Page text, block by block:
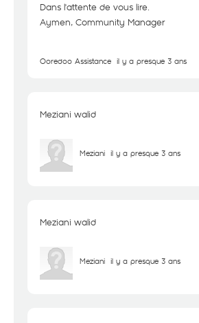
Dans l'attente de vous lire.
Aymen, Community Manager
Ooredoo Assistance il y a presque 3 ans
Meziani walid
Meziani il y a presque 3 ans
Meziani walid
Meziani il y a presque 3 ans